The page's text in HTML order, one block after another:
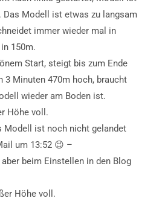
Das Modell ist etwas zu langsam
immer wieder mal in
150m.
Start, steigt bis zum Ende
3 Minuten 470m hoch, braucht
wieder am Boden ist.
Höhe voll.
Modell ist noch nicht gelandet
um 13:52 😉 –
beim Einstellen in den Blog
Höhe voll.